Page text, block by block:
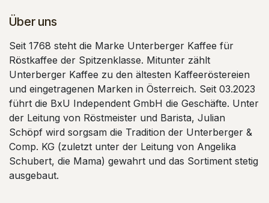
Über uns
Seit 1768 steht die Marke Unterberger Kaffee für
Röstkaffee der Spitzenklasse. Mitunter zählt
Unterberger Kaffee zu den ältesten Kaffeeröstereien
und eingetragenen Marken in Österreich. Seit 03.2023
führt die BxU Independent GmbH die Geschäfte. Unter
der Leitung von Röstmeister und Barista, Julian
Schöpf wird sorgsam die Tradition der Unterberger &
Comp. KG (zuletzt unter der Leitung von Angelika
Schubert, die Mama) gewahrt und das Sortiment stetig
ausgebaut.